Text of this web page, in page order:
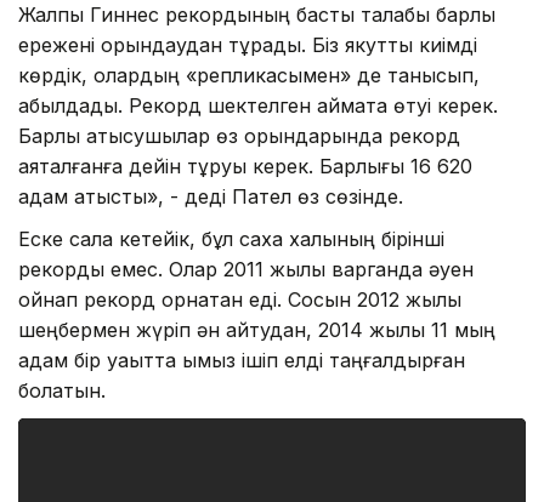
Жалпы Гиннес рекордының басты талабы барлық
ережені орындаудан тұрады. Біз якуттық киімді
көрдік, олардың «репликасымен» де танысып,
қабылдадық. Рекорд шектелген аймақта өтуі керек.
Барлық қатысушылар өз орындарында рекорд
аяқталғанға дейін тұруы керек. Барлығы 16 620
адам қатысты», - деді Пател өз сөзінде.
Еске сала кетейік, бұл саха халқының бірінші
рекорды емес. Олар 2011 жылы варганда әуен
ойнап рекорд орнатқан еді. Сосын 2012 жылы
шеңбермен жүріп ән айтудан, 2014 жылы 11 мың
адам бір уақытта қымыз ішіп елді таңғалдырған
болатын.